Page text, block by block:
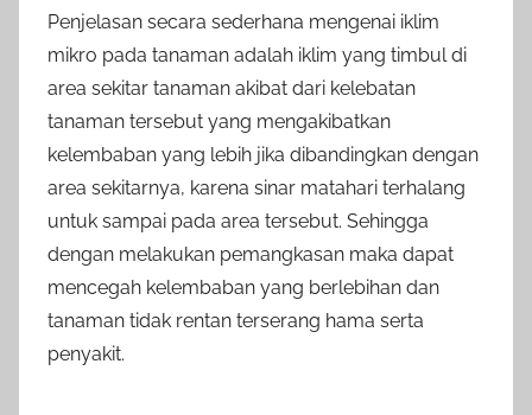
Penjelasan secara sederhana mengenai iklim
mikro pada tanaman adalah iklim yang timbul di
area sekitar tanaman akibat dari kelebatan
tanaman tersebut yang mengakibatkan
kelembaban yang lebih jika dibandingkan dengan
area sekitarnya, karena sinar matahari terhalang
untuk sampai pada area tersebut. Sehingga
dengan melakukan pemangkasan maka dapat
mencegah kelembaban yang berlebihan dan
tanaman tidak rentan terserang hama serta
penyakit.